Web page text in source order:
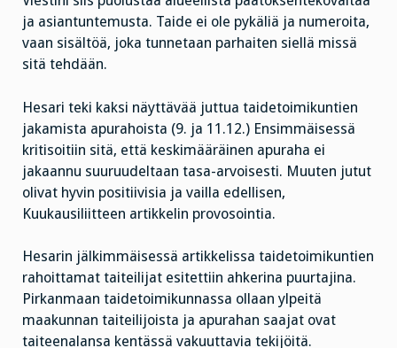
ja asiantuntemusta. Taide ei ole pykäliä ja numeroita,
vaan sisältöä, joka tunnetaan parhaiten siellä missä
sitä tehdään.
Hesari teki kaksi näyttävää juttua taidetoimikuntien
jakamista apurahoista (9. ja 11.12.) Ensimmäisessä
kritisoitiin sitä, että keskimääräinen apuraha ei
jakaannu suuruudeltaan tasa-arvoisesti. Muuten jutut
olivat hyvin positiivisia ja vailla edellisen,
Kuukausiliitteen artikkelin provosointia.
Hesarin jälkimmäisessä artikkelissa taidetoimikuntien
rahoittamat taiteilijat esitettiin ahkerina puurtajina.
Pirkanmaan taidetoimikunnassa ollaan ylpeitä
maakunnan taiteilijoista ja apurahan saajat ovat
taiteenalansa kentässä vakuuttavia tekijöitä.